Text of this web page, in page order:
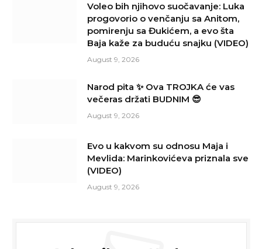
Voleo bih njihovo suočavanje: Luka
progovorio o venčanju sa Anitom,
pomirenju sa Đukićem, a evo šta
Baja kaže za buduću snajku (VIDEO)
August 9, 2026
Narod pita ✨ Ova TROJKA će vas
večeras držati BUDNIM 😎
August 9, 2026
Evo u kakvom su odnosu Maja i
Mevlida: Marinkovićeva priznala sve
(VIDEO)
August 9, 2026